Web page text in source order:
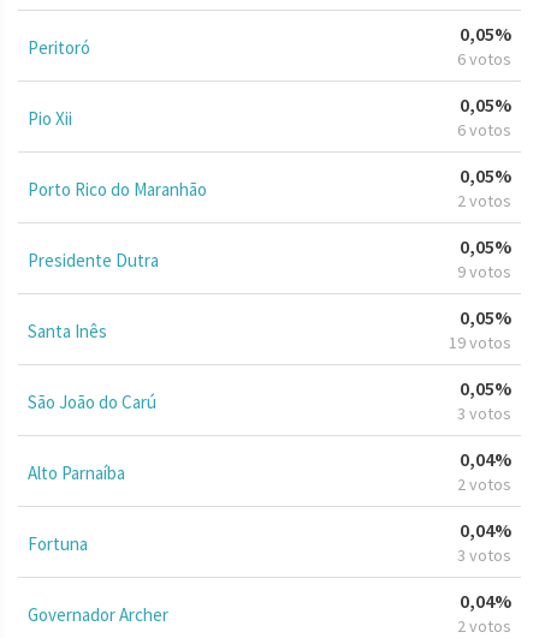
Peritoró
0,05%
6 votos
Pio Xii
0,05%
6 votos
Porto Rico do Maranhão
0,05%
2 votos
Presidente Dutra
0,05%
9 votos
Santa Inês
0,05%
19 votos
São João do Carú
0,05%
3 votos
Alto Parnaíba
0,04%
2 votos
Fortuna
0,04%
3 votos
Governador Archer
0,04%
2 votos